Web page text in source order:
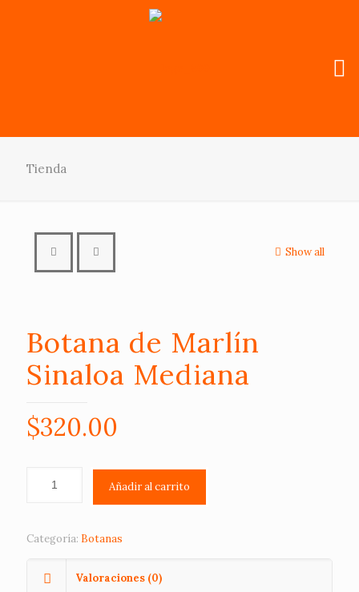
Tienda
Show all
Botana de Marlín
Sinaloa Mediana
$320.00
Añadir al carrito
Categoría: Botanas
Valoraciones (0)